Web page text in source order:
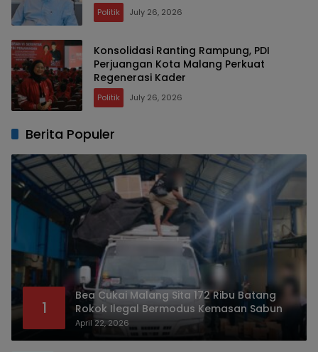
Politik July 26, 2026
Konsolidasi Ranting Rampung, PDI
Perjuangan Kota Malang Perkuat
Regenerasi Kader
Politik July 26, 2026
Berita Populer
1
Bea Cukai Malang Sita 172 Ribu Batang
Rokok Ilegal Bermodus Kemasan Sabun
April 22, 2026